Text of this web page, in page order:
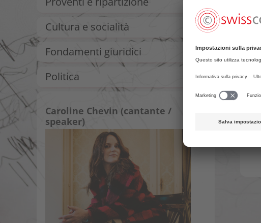
Cultura e socialità
Fondamenti giuridici
Politica
Caroline Chevin (cantante /
speaker)